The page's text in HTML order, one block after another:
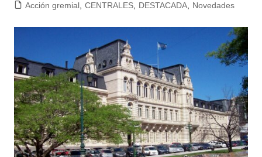
Acción gremial, CENTRALES, DESTACADA, Novedades